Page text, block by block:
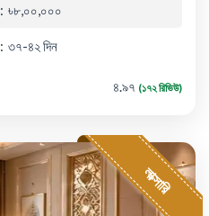
৳৮,০০,০০০
৩৭-৪২ দিন
৪.৯৭ (১৭২ রিভিউ)
লাক্সারি